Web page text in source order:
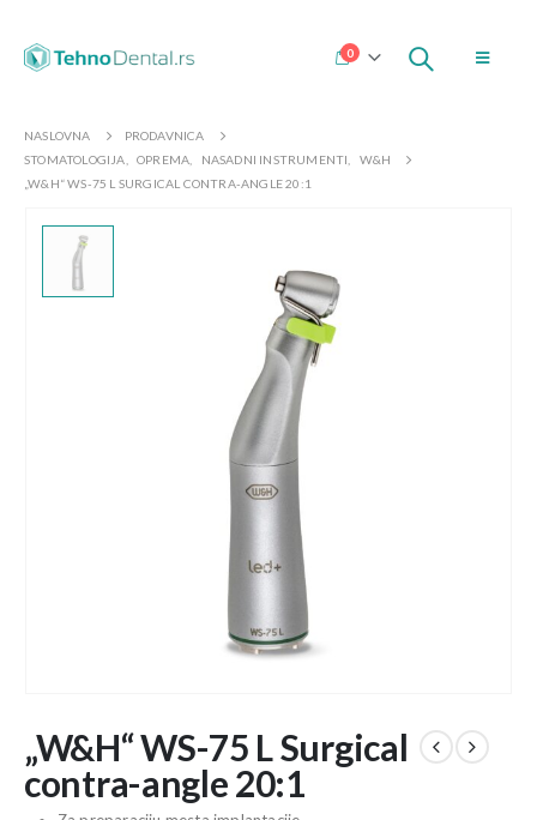
0
NASLOVNA
PRODAVNICA
STOMATOLOGIJA
OPREMA NASADNI INSTRUMENTI
W&H
„W&H“ WS-75 L SURGICAL CONTRA-ANGLE 20:1
„W&H“ WS-75 L Surgical
contra-angle 20:1